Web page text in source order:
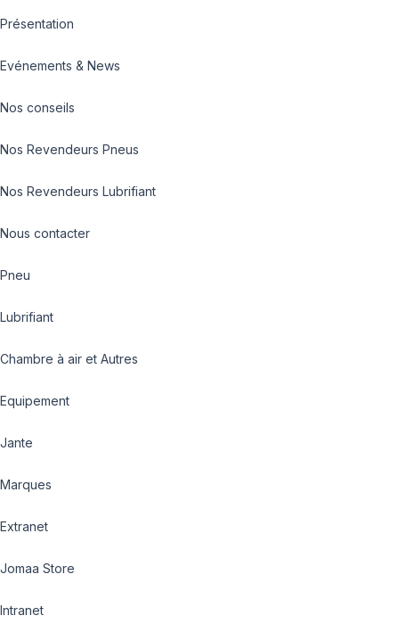
Présentation
Evénements & News
Nos conseils
Nos Revendeurs Pneus
Nos Revendeurs Lubrifiant
Nous contacter
Pneu
Lubrifiant
Chambre à air et Autres
Equipement
Jante
Marques
Extranet
Jomaa Store
Intranet